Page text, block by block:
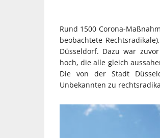
Rund 1500 Corona-
beobachtete
Düsseldorf. Dazu war
hoch, die alle gleich
Die von der Stadt
Unbekannten zu